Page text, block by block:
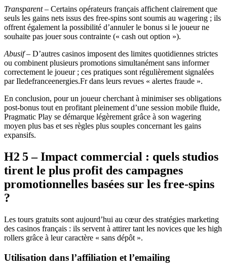
Transparent– Certains opérateurs français affichent clairement que
seuls les gains nets issus des free‑spins sont soumis au wagering ; ils
offrent également la possibilité d’annuler le bonus si le joueur ne
souhaite pas jouer sous contrainte (« cash out option »).
Abusif– D’autres casinos imposent des limites quotidiennes strictes
ou combinent plusieurs promotions simultanément sans informer
correctement le joueur ; ces pratiques sont régulièrement signalées
par Iledefranceenergies.Fr dans leurs revues « alertes fraude ».
En conclusion, pour un joueur cherchant à minimiser ses obligations
post‑bonus tout en profitant pleinement d’une session mobile fluide,
Pragmatic Play se démarque légèrement grâce à son wagering
moyen plus bas et ses règles plus souples concernant les gains
expansifs.
H2 5 – Impact commercial : quels studios
tirent le plus profit des campagnes
promotionnelles basées sur les free‑spins
?
Les tours gratuits sont aujourd’hui au cœur des stratégies marketing
des casinos français : ils servent à attirer tant les novices que les high
rollers grâce à leur caractère « sans dépôt ».
Utilisation dans l’affiliation et l’emailing